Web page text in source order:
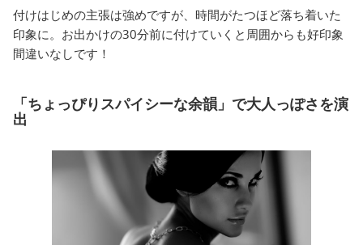
付けはじめの主張は強めですが、時間がたつほど落ち着いた
印象に。お出かけの30分前に付けていくと周囲からも好印象
間違いなしです！
「ちょっぴりスパイシーな余韻」で大人っぽさを演
出